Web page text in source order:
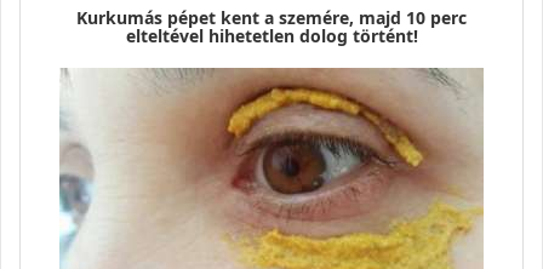
Kurkumás pépet kent a szemére, majd 10 perc
elteltével hihetetlen dolog történt!